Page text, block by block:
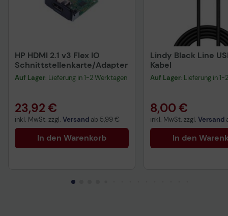
HP HDMI 2.1 v3 Flex IO
Schnittstellenkarte/Adapter
Auf Lager: Lieferung in 1-2 Werktagen
23,92 €
inkl. MwSt. zzgl. Versand ab 5,99 €
In den Warenkorb
Lindy Black Line
Kabel
Auf Lager: Lieferung in
8,00 €
inkl. MwSt. zzgl. Versand
In den